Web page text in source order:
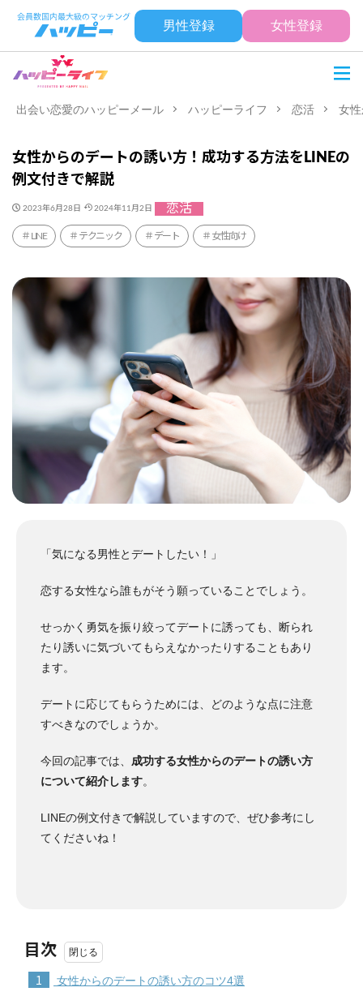
男性登録 女性登録
出会い恋愛のハッピーメール ハッピーライフ 恋活 女
女性からのデートの誘い方！成功する方法をLINEの
例文付きで解説
2023年6月28日 2024年11月2日 恋活
LINE テクニック デート 女性向け
「気になる男性とデートしたい！」
恋する女性なら誰もがそう願っていることでしょう。
せっかく勇気を振り絞ってデートに誘っても、断られ
たり誘いに気づいてもらえなかったりすることもあり
ます。
デートに応じてもらうためには、どのような点に注意
すべきなのでしょうか。
今回の記事では、 成功する女性からのデートの誘い方
について紹介します。
LINEの例文付きで解説していますので、ぜひ参考にし
てくださいね！
目次
1 女性からのデートの誘い方のコツ4選